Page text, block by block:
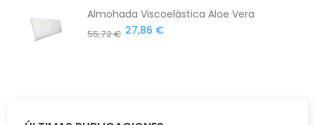
Almohada Viscoelástica Aloe Vera
55,72 € 27,86 €